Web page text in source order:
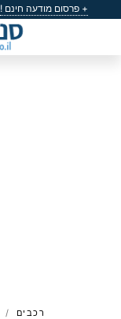
+ פרסום מודעה חינם !
רכבים